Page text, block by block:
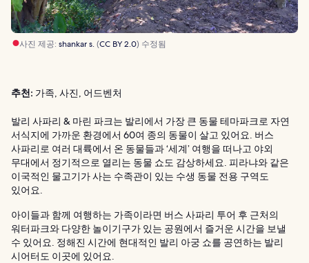
사진 제공: shankar s.(CC BY 2.0) 수정됨
추천: 가족, 사진, 어드벤처
발리 사파리 & 마린 파크는 발리에서 가장 큰 동물 테마파크로 자연
서식지에 가까운 환경에서 60여 종의 동물이 살고 있어요. 버스
사파리로 여러 대륙에서 온 동물들과 ‘세계’ 여행을 떠나고 야외
무대에서 정기적으로 열리는 동물 쇼도 감상하세요. 피라냐와 같은
이국적인 물고기가 사는 수족관이 있는 수생 동물 전용 구역도
있어요.
아이들과 함께 여행하는 가족이라면 버스 사파리 투어 후 근처의
워터파크와 다양한 놀이기구가 있는 공원에서 즐거운 시간을 보낼
수 있어요. 정해진 시간에 현대적인 발리 아궁 쇼를 공연하는 발리
시어터도 이곳에 있어요.